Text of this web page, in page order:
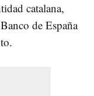
catalana,
de España